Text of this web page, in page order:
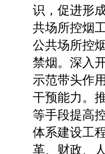
识，促进形
共场所控烟
公共场所控
禁烟。深入
示范带头作
干预能力。
等手段提高
体系建设工
革、财政、